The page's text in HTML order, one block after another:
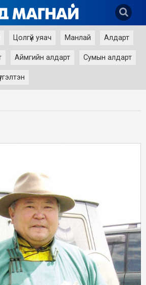
Цолгүй уяач Манлай Алдарт
Аймгийн алдарт Сумын алдарт